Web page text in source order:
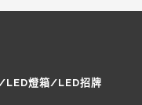
LED燈箱/LED招牌